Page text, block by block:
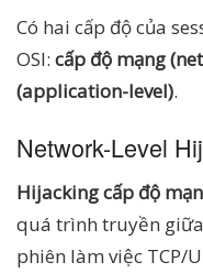
Có hai cấp độ của
OSI: cấp độ mạng
(application-level).
Network-Level
Hijacking cấp độ
quá trình truyền
phiên làm việc TCP/